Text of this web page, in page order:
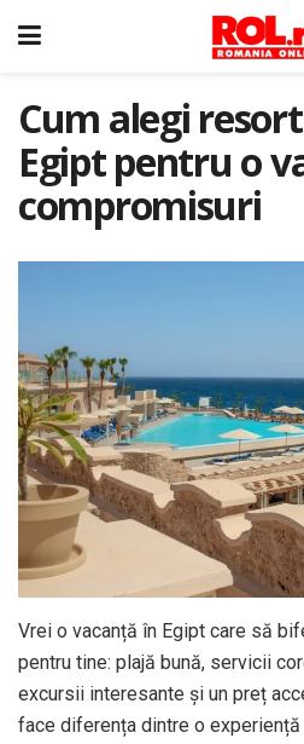
Cum alegi
Egipt pentru o
compromisuri
Vrei o vacanță în Egipt care să
pentru tine: plajă bună, servicii
excursii interesante și un preț
face diferența dintre o